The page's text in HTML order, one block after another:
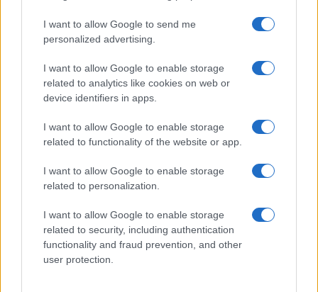
I want to allow Google to send me
personalized advertising.
I want to allow Google to enable storage
related to analytics like cookies on web or
device identifiers in apps.
I want to allow Google to enable storage
related to functionality of the website or app.
I want to allow Google to enable storage
related to personalization.
I want to allow Google to enable storage
related to security, including authentication
functionality and fraud prevention, and other
user protection.
Don Antonio Mazzi: l’ultimo saluto a Milano tra
Marco Tessari · 3 Ago 2026
NEWS